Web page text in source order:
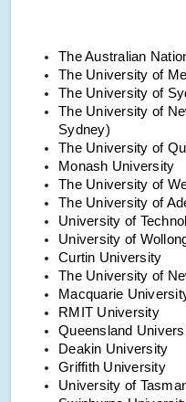
The Australian
The University of
The University of
The University of
Sydney)
The University of
Monash University
The University of
The University of
University of
University of
Curtin University
The University of
Macquarie
RMIT University
Queensland
Deakin University
Griffith University
University of